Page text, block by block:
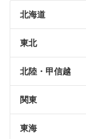
北海道
東北
北陸・甲信越
関東
東海